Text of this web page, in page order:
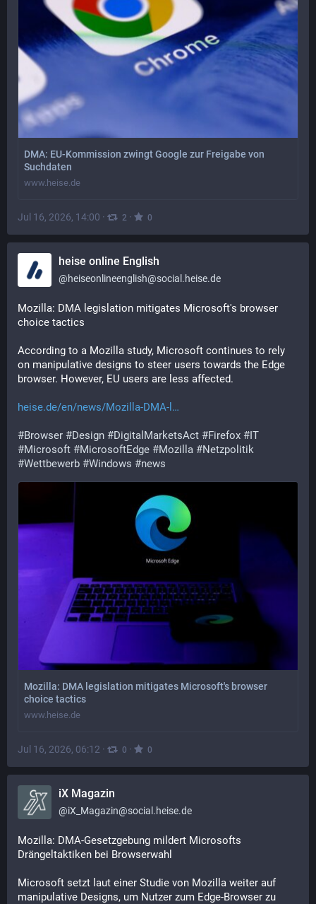
DMA: EU-Kommission zwingt Google zur Freigabe von
Suchdaten
www.heise.de
Jul 16, 2026, 14:00 · 2 · 0
heise online English
@heiseonlineenglish@social.heise.de
Mozilla: DMA legislation mitigates Microsoft's browser
choice tactics
According to a Mozilla study, Microsoft continues to rely
on manipulative designs to steer users towards the Edge
browser. However, EU users are less affected.
heise.de/en/news/Mozilla-DMA-l
#Browser #Design #DigitalMarketsAct #Firefox #IT
#Microsoft #MicrosoftEdge #Mozilla #Netzpolitik
#Wettbewerb #Windows #news
Mozilla: DMA legislation mitigates Microsoft's browser
choice tactics
www.heise.de
Jul 16, 2026, 06:12 · 0 · 0
iX Magazin
@iX_Magazin@social.heise.de
Mozilla: DMA-Gesetzgebung mildert Microsofts
Drängeltaktiken bei Browserwahl
Microsoft setzt laut einer Studie von Mozilla weiter auf
manipulative Designs, um Nutzer zum Edge-Browser zu